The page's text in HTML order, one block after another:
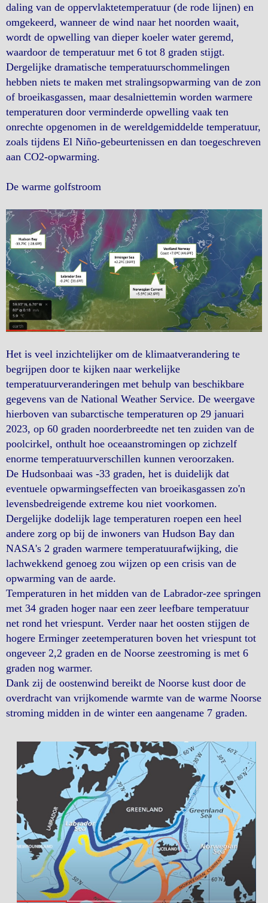
daling van de oppervlaktetemperatuur (de rode lijnen) en
omgekeerd, wanneer de wind naar het noorden waait,
wordt de opwelling van dieper koeler water geremd,
waardoor de temperatuur met 6 tot 8 graden stijgt.
Dergelijke dramatische temperatuurschommelingen
hebben niets te maken met stralingsopwarming van de zon
of broeikasgassen, maar desalniettemin worden warmere
temperaturen door verminderde opwelling vaak ten
onrechte opgenomen in de wereldgemiddelde temperatuur,
zoals tijdens El Niño-gebeurtenissen en dan toegeschreven
aan CO2-opwarming.
De warme golfstroom
Het is veel inzichtelijker om de klimaatverandering te
begrijpen door te kijken naar werkelijke
temperatuurveranderingen met behulp van beschikbare
gegevens van de National Weather Service. De weergave
hierboven van subarctische temperaturen op 29 januari
2023, op 60 graden noorderbreedte net ten zuiden van de
poolcirkel, onthult hoe oceaanstromingen op zichzelf
enorme temperatuurverschillen kunnen veroorzaken.
De Hudsonbaai was -33 graden, het is duidelijk dat
eventuele opwarmingseffecten van broeikasgassen zo'n
levensbedreigende extreme kou niet voorkomen.
Dergelijke dodelijk lage temperaturen roepen een heel
andere zorg op bij de inwoners van Hudson Bay dan
NASA's 2 graden warmere temperatuurafwijking, die
lachwekkend genoeg zou wijzen op een crisis van de
opwarming van de aarde.
Temperaturen in het midden van de Labrador-zee springen
met 34 graden hoger naar een zeer leefbare temperatuur
net rond het vriespunt. Verder naar het oosten stijgen de
hogere Erminger zeetemperaturen boven het vriespunt tot
ongeveer 2,2 graden en de Noorse zeestroming is met 6
graden nog warmer.
Dank zij de oostenwind bereikt de Noorse kust door de
overdracht van vrijkomende warmte van de warme Noorse
stroming midden in de winter een aangename 7 graden.